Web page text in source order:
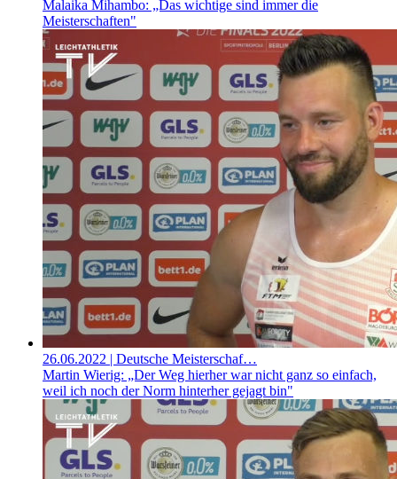
Malaika Mihambo: „Das wichtige sind immer die
Meisterschaften"
26.06.2022 | Deutsche Meisterschaf…
Martin Wierig: „Der Weg hierher war nicht ganz so einfach,
weil ich noch der Norm hinterher gejagt bin"